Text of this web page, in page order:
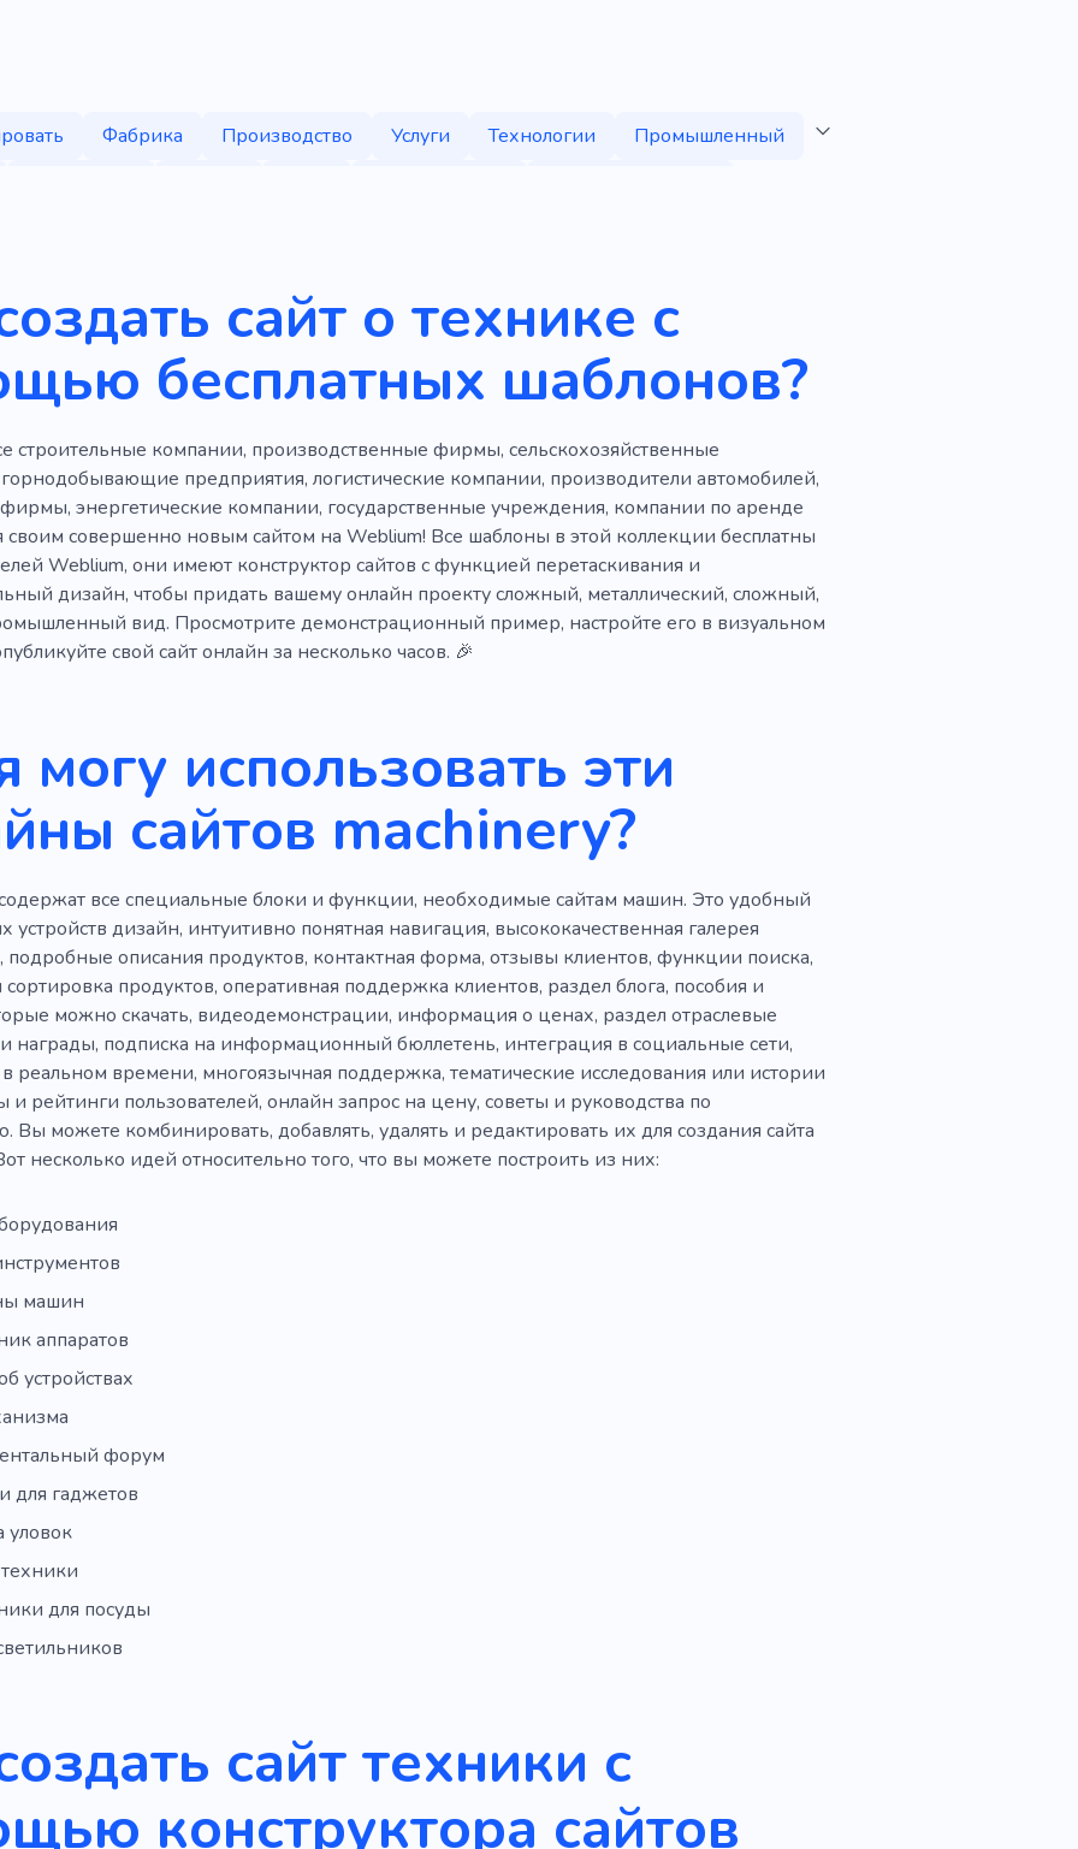
Фабрика Производство Услуги Технологии
Промышленный
3D Высокое качество Промышленность Студия
Обучение
Робототехника Сельское хозяйство Вдохновение
Минералы
Системы питания Развитие недвижимости
Реконструкция
Ветряная мельница Лифт Крыша
на стадии строительства
Геометрия Работать
Имущественные дела
газона
Железо Управление Дизайн интерьера
Ремонт
Дом
сайт о технике с
бесплатных шаблонов?
строительные компании, производственные фирмы, сельскохозяйственные
предприятия, логистические компании, производители автомобилей,
энергетические компании, государственные учреждения, компании по аренде
своим совершенно новым сайтом на Weblium! Все шаблоны в этой коллекции бесплатны
Weblium, они имеют конструктор сайтов с функцией перетаскивания и
дизайн, чтобы придать вашему онлайн проекту сложный, металлический, сложный,
вид. Просмотрите демонстрационный пример, настройте его в визуальном
свой сайт онлайн за несколько часов. 🎉
могу использовать эти
сайтов machinery?
все специальные блоки и функции, необходимые сайтам машин. Это удобный
устройств дизайн, интуитивно понятная навигация, высококачественная галерея
описания продуктов, контактная форма, отзывы клиентов, функции поиска,
продуктов, оперативная поддержка клиентов, раздел блога, пособия и
можно скачать, видеодемонстрации, информация о ценах, раздел отраслевые
награды, подписка на информационный бюллетень, интеграция в социальные сети,
реальном времени, многоязычная поддержка, тематические исследования или истории
и рейтинги пользователей, онлайн запрос на цену, советы и руководства по
Вы можете комбинировать, добавлять, удалять и редактировать их для создания сайта
несколько идей относительно того, что вы можете построить из них:
машин
аппаратов
устройствах
форум
для гаджетов
для посуды
сайт техники с
конструктора сайтов